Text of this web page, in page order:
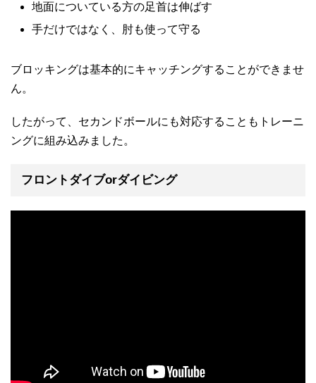
地面についている方の足首は伸ばす
手だけではなく、肘も使って守る
ブロッキングは基本的にキャッチングすることができませ
ん。
したがって、セカンドボールにも対応することもトレーニ
ングに組み込みました。
フロントダイブorダイビング